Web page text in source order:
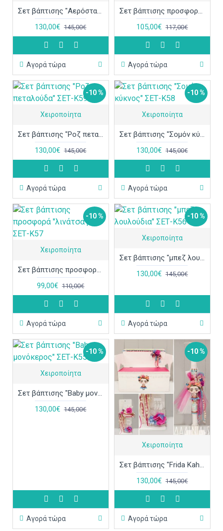
Σετ βάπτισης "Αερόστατο" ΣΕΤ-Κ64
130,00€ 145,00€
Αγορά τώρα
Σετ βάπτισης προσφορά "κύκνος" ΣΕΤ-Κ60
105,00€ 117,00€
Αγορά τώρα
-10 %
Χειροποίητα
Σετ βάπτισης "Ροζ πεταλούδα" ΣΕΤ-Κ59
130,00€ 145,00€
Αγορά τώρα
-10 %
Χειροποίητα
Σετ βάπτισης "Σομόν κύκνος" ΣΕΤ-Κ58
130,00€ 145,00€
Αγορά τώρα
-10 %
Χειροποίητα
Σετ βάπτισης προσφορά "λινάτσα ροζ" ΣΕΤ-Κ57
99,00€ 110,00€
Αγορά τώρα
-10 %
Χειροποίητα
Σετ βάπτισης "μπεζ λουλούδια" ΣΕΤ-Κ56
130,00€ 145,00€
Αγορά τώρα
-10 %
Χειροποίητα
Σετ βάπτισης "Baby μονόκερος" ΣΕΤ-Κ55
130,00€ 145,00€
Αγορά τώρα
-10 %
Χειροποίητα
Σετ βάπτισης "Frida Kahlo" ΣΕΤ-Κ54
130,00€ 145,00€
Αγορά τώρα